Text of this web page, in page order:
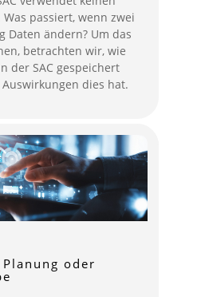
passiert, wenn zwei
Daten ändern? Um das
betrachten wir, wie
der SAC gespeichert
dies hat.
oder